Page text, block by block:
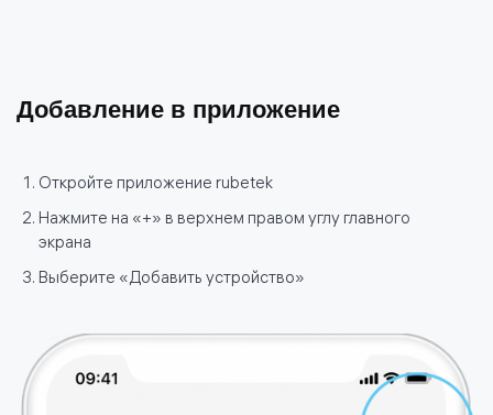
Добавление в приложение
Откройте приложение rubetek
Нажмите на «+» в верхнем правом углу главного
экрана
Выберите «Добавить устройство»